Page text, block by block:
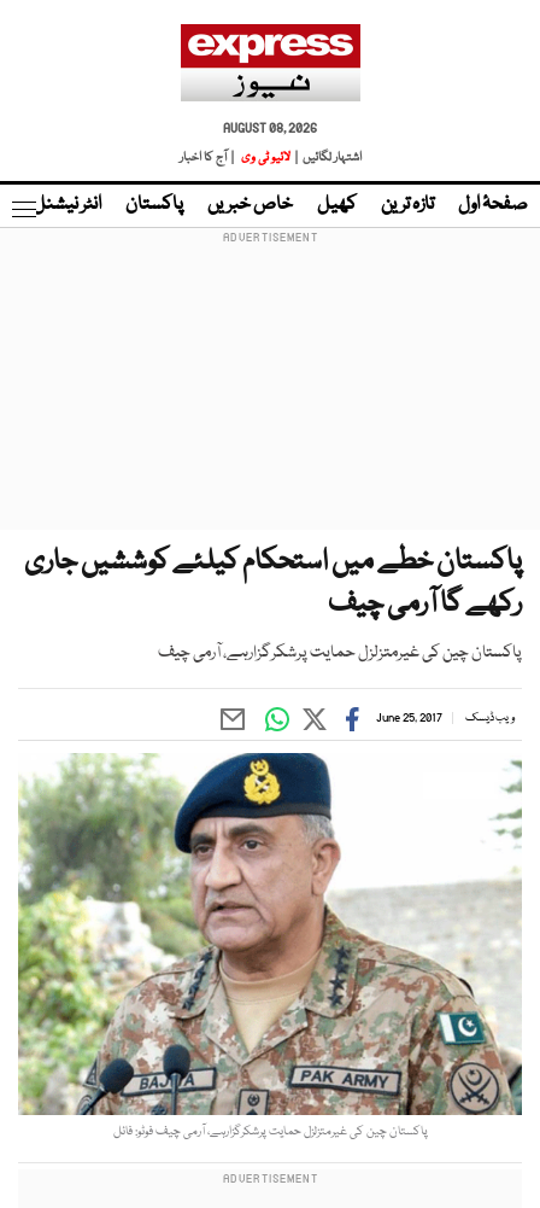
AUGUST 08, 2026
اشتہار لگائیں |
لائیو ٹی وی | آج کا اخبار
صفحۂ اول تازہ ترین کھیل خاص خبریں پاکستان انٹر نیشنل
پاکستان خطے میں استحکام کیلئے کوششیں جاری
رکھے گا آرمی چیف
پاکستان چین کی غیرمتزلزل حمایت پرشکرگزارہے، آرمی چیف
ویب ڈیسک June 25, 2017
پاکستان چین کی غیرمتزلزل حمایت پرشکرگزارہے، آرمی چیف فوٹو: فائل